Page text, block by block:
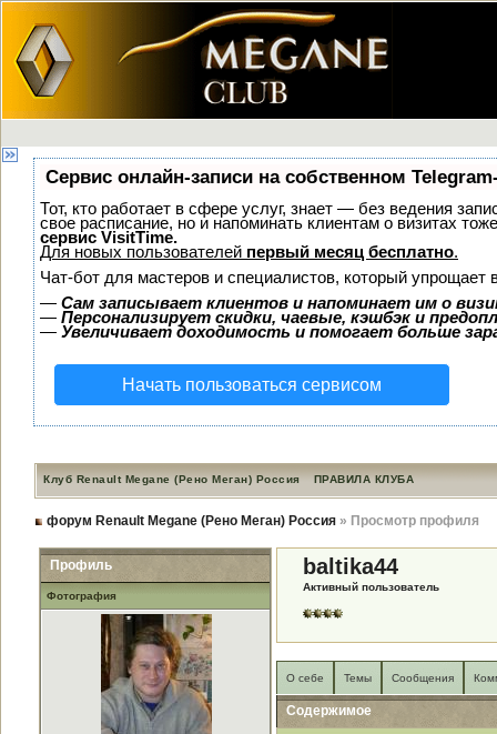
Сервис онлайн-записи на собственном
Тот, кто работает в сфере услуг, знает — без ведения
свое расписание, но и напоминать клиентам о визитах
сервис VisitTime.
Для новых пользователей первый месяц бесплатно.
Чат-бот для мастеров и специалистов, который упрощает
— Сам записывает клиентов и напоминает им о
— Персонализирует скидки, чаевые, кэшбэк и
— Увеличивает доходимость и помогает больше
Начать пользоваться сервисом
Клуб Renault Megane (Рено Меган) Россия ПРАВИЛА КЛУБА
форум Renault Megane (Рено Меган) Россия » Просмотр профиля
Профиль
Фотография
baltika44
Активный пользователь
О себе Темы Сообщения
Содержимое